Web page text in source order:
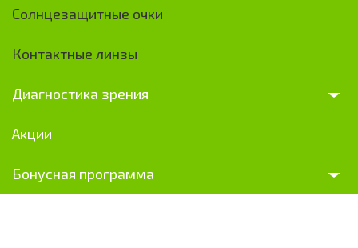
Солнцезащитные очки
Контактные линзы
Диагностика зрения
Акции
Бонусная программа